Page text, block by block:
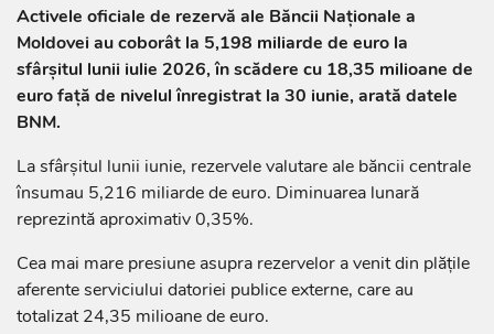
Activele oficiale de rezervă ale Băncii Naționale a
Moldovei au coborât la 5,198 miliarde de euro la
sfârșitul lunii iulie 2026, în scădere cu 18,35 milioane de
euro față de nivelul înregistrat la 30 iunie, arată datele
BNM.
La sfârșitul lunii iunie, rezervele valutare ale băncii centrale
însumau 5,216 miliarde de euro. Diminuarea lunară
reprezintă aproximativ 0,35%.
Cea mai mare presiune asupra rezervelor a venit din plățile
aferente serviciului datoriei publice externe, care au
totalizat 24,35 milioane de euro.